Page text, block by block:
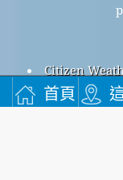
首頁
Citizen
Sistema